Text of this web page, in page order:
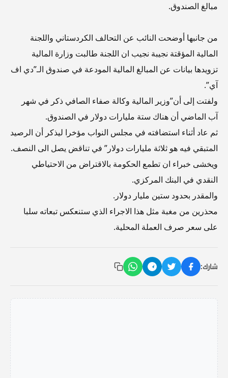
مبالغ الصندوق.
من جانبها أوضحت النائب عن التحالف الكردستاني واللجنة
المالية المؤقتة نجيبة نجيب ان اللجنة طالبت وزارة المالية
تزويدها بيانات عن المبالغ المالية المودعة في صندوق الـ”دي اف
آي”.
ولفتت إلى أن”وزير المالية وكالة صفاء الصافي ذكر في شهر
آب الماضي أن هناك ستة مليارات دولار في الصندوق.
ثم عاد أثناء استضافته في مجلس النواب مؤخرا ليذكر أن الرصيد
المتبقي فيه هو ثلاثة مليارات دولار” في تناقض يصل الى النصف.
ويخشى خبراء ان تطمع الحكومة بالاقتراض من الاحتياطي
النقدي في البنك المركزي.
والمقدر بحدود ستين مليار دولار.
محذرين من مغبة مثل هذا الاجراء الذي ستنعكس تبعاته سلبا
على سعر صرف العملة المحلية.
شارك: